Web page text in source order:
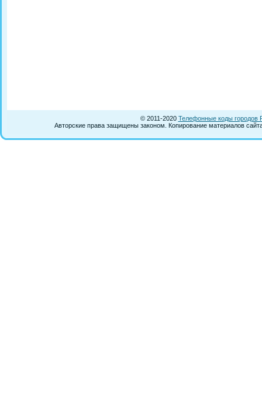
© 2011-2020 Телефонные коды городов
Авторские права защищены законом. Копирование материалов